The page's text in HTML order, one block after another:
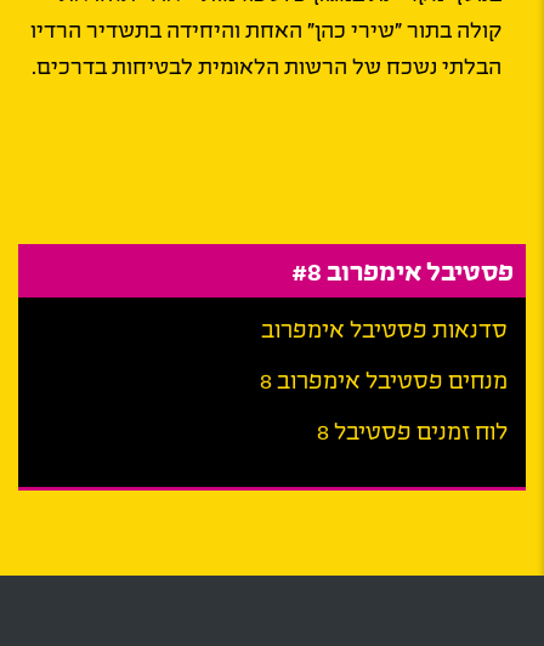
קולה בתור "שירי כהן" האחת והיחידה בתשדיר הרדיו
הבלתי נשכח של הרשות הלאומית לבטיחות בדרכים.
פסטיבל אימפרוב #8
סדנאות פסטיבל אימפרוב
מנחים פסטיבל אימפרוב 8
לוח זמנים פסטיבל 8